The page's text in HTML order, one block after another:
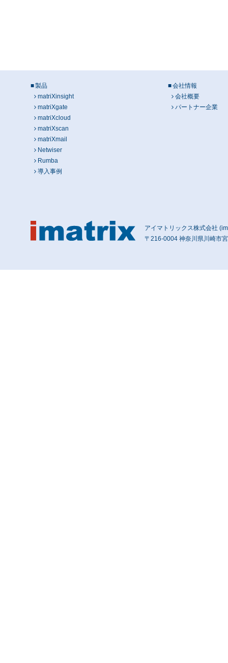
製品
matriXinsight
matriXgate
matriXcloud
matriXscan
matriXmail
Netwiser
Rumba
導入事例
会社情報
会社概要
パートナー企業
アイマトリックス株式会社
〒216-0004 神奈川県川崎市